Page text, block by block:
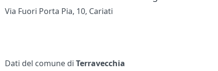
Via Fuori Porta Pia, 10, Cariati
Dati del comune diTerravecchia